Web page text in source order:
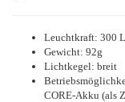
Leuchtkraft: 300
Gewicht: 92g
Lichtkegel: breit
CORE-Akku (als